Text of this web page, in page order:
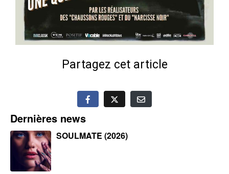
Partagez cet article
Dernières news
SOULMATE (2026)